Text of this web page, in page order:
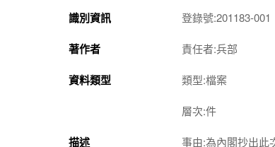
識別資訊 登錄號:201183-001
著作者 責任者:兵部
資料類型 類型:檔案
層次:件
描述
事由:為內閣抄出此